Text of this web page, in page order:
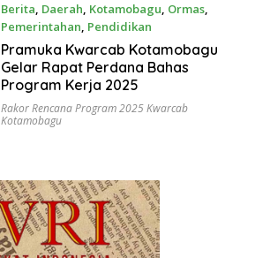
Berita, Daerah, Kotamobagu, Ormas,
Pemerintahan, Pendidikan
Januari 7, 2025
Pramuka Kwarcab Kotamobagu
Gelar Rapat Perdana Bahas
Program Kerja 2025
Rakor Rencana Program 2025 Kwarcab
Kotamobagu